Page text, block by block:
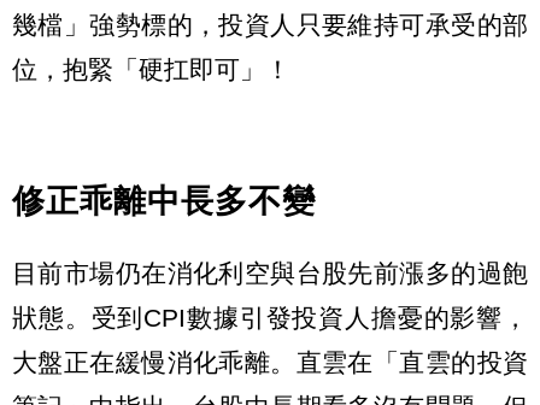
幾檔」強勢標的，投資人只要維持可承受的部
位，抱緊「硬扛即可」！
修正乖離中長多不變
目前市場仍在消化利空與台股先前漲多的過飽
狀態。受到CPI數據引發投資人擔憂的影響，
大盤正在緩慢消化乖離。直雲在「直雲的投資